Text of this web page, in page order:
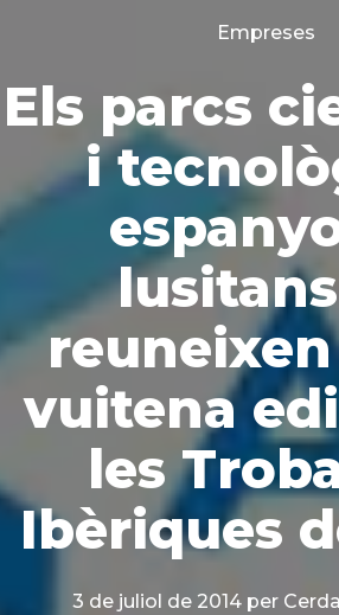
Empreses
Els parcs
i
vuitena
les
Ibèriques
3 de juliol de 2014 per